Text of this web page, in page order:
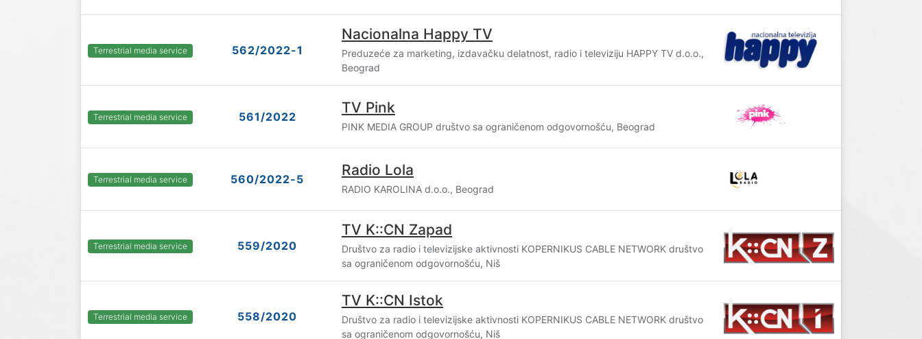
Terrestrial media service 562/2022-1
Nacionalna Happy TV
Preduzeće za marketing, izdavačku delatnost, radio i televiziju HAPPY TV d.o.o.,
Beograd
Terrestrial media service 561/2022
TV Pink
PINK MEDIA GROUP društvo sa ograničenom odgovornošću, Beograd
Terrestrial media service 560/2022-5
Radio Lola
RADIO KAROLINA d.o.o., Beograd
Terrestrial media service 559/2020
TV K::CN Zapad
Društvo za radio i televizijske aktivnosti KOPERNIKUS CABLE NETWORK društvo
sa ograničenom odgovornošću, Niš
Terrestrial media service 558/2020
TV K::CN Istok
Društvo za radio i televizijske aktivnosti KOPERNIKUS CABLE NETWORK društvo
sa ograničenom odgovornošću, Niš